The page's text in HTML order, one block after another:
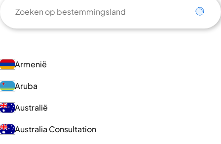
Armenië
Aruba
Australië
Australia Consultation